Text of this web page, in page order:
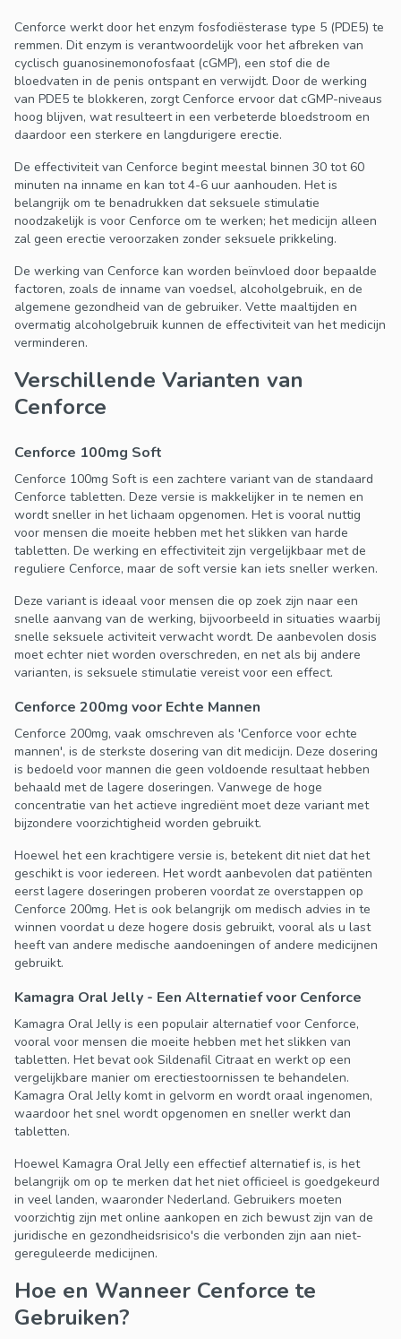
Cenforce werkt door het enzym fosfodiësterase type 5 (PDE5) te
remmen. Dit enzym is verantwoordelijk voor het afbreken van
cyclisch guanosinemonofosfaat (cGMP), een stof die de
bloedvaten in de penis ontspant en verwijdt. Door de werking
van PDE5 te blokkeren, zorgt Cenforce ervoor dat cGMP-niveaus
hoog blijven, wat resulteert in een verbeterde bloedstroom en
daardoor een sterkere en langdurigere erectie.
De effectiviteit van Cenforce begint meestal binnen 30 tot 60
minuten na inname en kan tot 4-6 uur aanhouden. Het is
belangrijk om te benadrukken dat seksuele stimulatie
noodzakelijk is voor Cenforce om te werken; het medicijn alleen
zal geen erectie veroorzaken zonder seksuele prikkeling.
De werking van Cenforce kan worden beïnvloed door bepaalde
factoren, zoals de inname van voedsel, alcoholgebruik, en de
algemene gezondheid van de gebruiker. Vette maaltijden en
overmatig alcoholgebruik kunnen de effectiviteit van het medicijn
verminderen.
Verschillende Varianten van
Cenforce
Cenforce 100mg Soft
Cenforce 100mg Soft is een zachtere variant van de standaard
Cenforce tabletten. Deze versie is makkelijker in te nemen en
wordt sneller in het lichaam opgenomen. Het is vooral nuttig
voor mensen die moeite hebben met het slikken van harde
tabletten. De werking en effectiviteit zijn vergelijkbaar met de
reguliere Cenforce, maar de soft versie kan iets sneller werken.
Deze variant is ideaal voor mensen die op zoek zijn naar een
snelle aanvang van de werking, bijvoorbeeld in situaties waarbij
snelle seksuele activiteit verwacht wordt. De aanbevolen dosis
moet echter niet worden overschreden, en net als bij andere
varianten, is seksuele stimulatie vereist voor een effect.
Cenforce 200mg voor Echte Mannen
Cenforce 200mg, vaak omschreven als 'Cenforce voor echte
mannen', is de sterkste dosering van dit medicijn. Deze dosering
is bedoeld voor mannen die geen voldoende resultaat hebben
behaald met de lagere doseringen. Vanwege de hoge
concentratie van het actieve ingrediënt moet deze variant met
bijzondere voorzichtigheid worden gebruikt.
Hoewel het een krachtigere versie is, betekent dit niet dat het
geschikt is voor iedereen. Het wordt aanbevolen dat patiënten
eerst lagere doseringen proberen voordat ze overstappen op
Cenforce 200mg. Het is ook belangrijk om medisch advies in te
winnen voordat u deze hogere dosis gebruikt, vooral als u last
heeft van andere medische aandoeningen of andere medicijnen
gebruikt.
Kamagra Oral Jelly - Een Alternatief voor Cenforce
Kamagra Oral Jelly is een populair alternatief voor Cenforce,
vooral voor mensen die moeite hebben met het slikken van
tabletten. Het bevat ook Sildenafil Citraat en werkt op een
vergelijkbare manier om erectiestoornissen te behandelen.
Kamagra Oral Jelly komt in gelvorm en wordt oraal ingenomen,
waardoor het snel wordt opgenomen en sneller werkt dan
tabletten.
Hoewel Kamagra Oral Jelly een effectief alternatief is, is het
belangrijk om op te merken dat het niet officieel is goedgekeurd
in veel landen, waaronder Nederland. Gebruikers moeten
voorzichtig zijn met online aankopen en zich bewust zijn van de
juridische en gezondheidsrisico's die verbonden zijn aan niet-
gereguleerde medicijnen.
Hoe en Wanneer Cenforce te
Gebruiken?